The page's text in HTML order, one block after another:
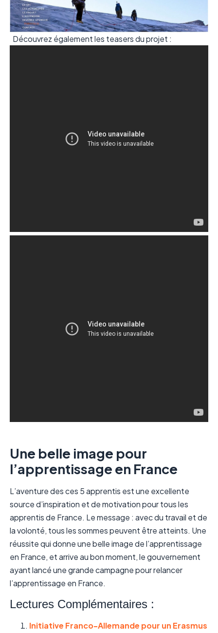
Découvrez également les teasers du projet :
Une belle image pour
l’apprentissage en France
L’aventure des ces 5 apprentis est une excellente
source d’inspiration et de motivation pour tous les
apprentis de France. Le message : avec du travail et de
la volonté, tous les sommes peuvent être atteints. Une
réussite qui donne une belle image de l’apprentissage
en France, et arrive au bon moment, le gouvernement
ayant lancé une grande campagne pour relancer
l’apprentissage en France.
Lectures Complémentaires :
Initiative Franco-Allemande pour un Erasmus